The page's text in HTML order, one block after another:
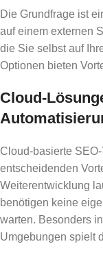
Die Grundfrage ist
auf einem externen
die Sie selbst auf
Optionen bieten
Cloud-
Cloud-basierte
entscheidenden
Weiterentwicklung
benötigen keine
warten. Besonders
Umgebungen spielt